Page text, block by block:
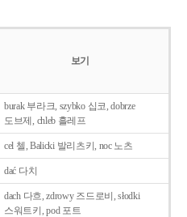
보기
burak 부라크, szybko 십코, dobrze
도브제, chleb 흘레프
cel 첼, Balicki 발리츠키, noc 노츠
dać 다치
dach 다흐, zdrowy 즈드로비, słodki
스워트키, pod 포트